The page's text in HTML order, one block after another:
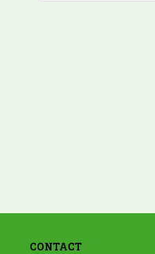
CONTACT